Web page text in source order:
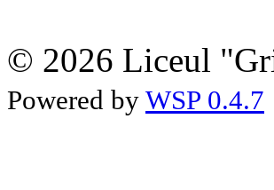
© 2026 Liceul
Powered by WSP 0.4.7